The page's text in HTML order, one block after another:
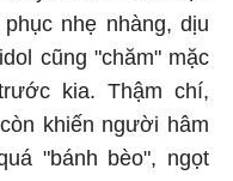
nhẹ nhàng, dịu
cũng "chăm" mặc
kia. Thậm chí,
khiến người hâm
"bánh bèo", ngọt